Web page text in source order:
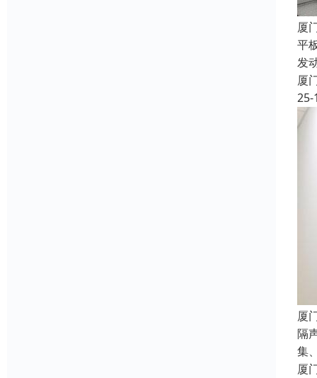
厦
平
发
厦
25-
厦
隔
集
厦